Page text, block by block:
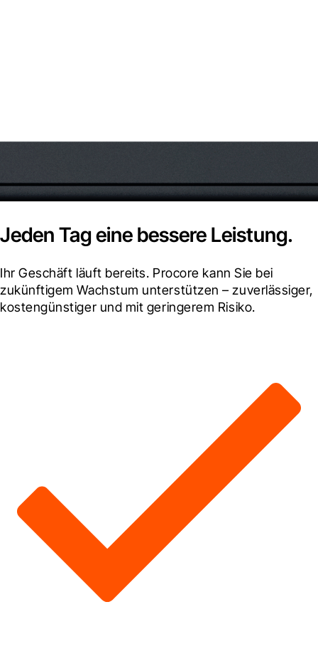
Jeden Tag eine bessere Leistung.
Ihr Geschäft läuft bereits. Procore kann Sie bei
zukünftigem Wachstum unterstützen – zuverlässiger,
kostengünstiger und mit geringerem Risiko.